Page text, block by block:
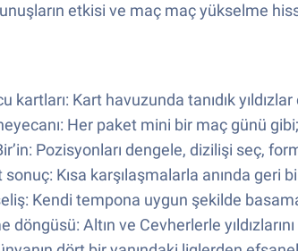
etkisi ve maç maç yükselme
kartları: Kart havuzunda tanıdık
Her paket mini bir maç günü
Pozisyonları dengele, dizilişi seç,
sonuç: Kısa karşılaşmalarla anında
Kendi tempona uygun şekilde
döngüsü: Altın ve Cevherlerle